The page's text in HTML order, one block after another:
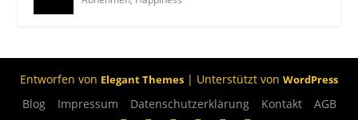
Entworfen von Elegant Themes | Unterstützt von WordPress
Blog Impressum Datenschutzerklärung Kontakt AGB